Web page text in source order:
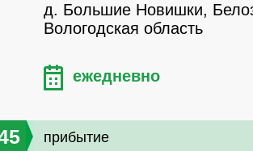
д. Большие Новишки,
Вологодская область
ежедневно
прибытие